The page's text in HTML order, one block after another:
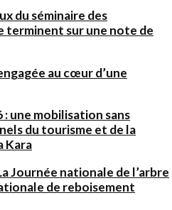
du séminaire des
terminent sur une note de
au cœur d’une
une mobilisation sans
du tourisme et de la
Kara
Journée nationale de l’arbre
de reboisement